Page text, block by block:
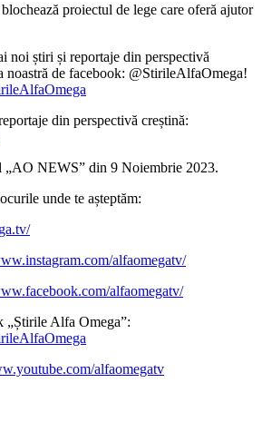
proiectul de lege care oferă ajutor
noi știri și reportaje din perspectivă
noastră de facebook: @StirileAlfaOmega!
din perspectivă creștină:
„AO NEWS” din 9 Noiembrie 2023.
unde te așteptăm:
alfaomegatv/
alfaomegatv/
„Știrile Alfa Omega”:
alfaomegatv